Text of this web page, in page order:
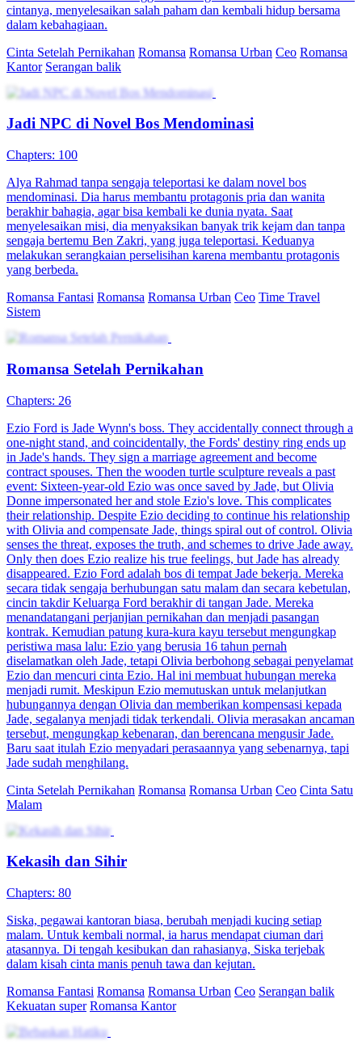
cintanya, menyelesaikan salah paham dan kembali hidup bersama
dalam kebahagiaan.
Cinta Setelah Pernikahan Romansa Romansa Urban Ceo Romansa
Kantor Serangan balik
Jadi NPC di Novel Bos Mendominasi
Chapters: 100
Alya Rahmad tanpa sengaja teleportasi ke dalam novel bos
mendominasi. Dia harus membantu protagonis pria dan wanita
berakhir bahagia, agar bisa kembali ke dunia nyata. Saat
menyelesaikan misi, dia menyaksikan banyak trik kejam dan tanpa
sengaja bertemu Ben Zakri, yang juga teleportasi. Keduanya
melakukan serangkaian perselisihan karena membantu protagonis
yang berbeda.
Romansa Fantasi Romansa Romansa Urban Ceo Time Travel
Sistem
Romansa Setelah Pernikahan
Chapters: 26
Ezio Ford is Jade Wynn's boss. They accidentally connect through a
one-night stand, and coincidentally, the Fords' destiny ring ends up
in Jade's hands. They sign a marriage agreement and become
contract spouses. Then the wooden turtle sculpture reveals a past
event: Sixteen-year-old Ezio was once saved by Jade, but Olivia
Donne impersonated her and stole Ezio's love. This complicates
their relationship. Despite Ezio deciding to continue his relationship
with Olivia and compensate Jade, things spiral out of control. Olivia
senses the threat, exposes the truth, and schemes to drive Jade away.
Only then does Ezio realize his true feelings, but Jade has already
disappeared. Ezio Ford adalah bos di tempat Jade bekerja. Mereka
secara tidak sengaja berhubungan satu malam dan secara kebetulan,
cincin takdir Keluarga Ford berakhir di tangan Jade. Mereka
menandatangani perjanjian pernikahan dan menjadi pasangan
kontrak. Kemudian patung kura-kura kayu tersebut mengungkap
peristiwa masa lalu: Ezio yang berusia 16 tahun pernah
diselamatkan oleh Jade, tetapi Olivia berbohong sebagai penyelamat
Ezio dan mencuri cinta Ezio. Hal ini membuat hubungan mereka
menjadi rumit. Meskipun Ezio memutuskan untuk melanjutkan
hubungannya dengan Olivia dan memberikan kompensasi kepada
Jade, segalanya menjadi tidak terkendali. Olivia merasakan ancaman
tersebut, mengungkap kebenaran, dan berencana mengusir Jade.
Baru saat itulah Ezio menyadari perasaannya yang sebenarnya, tapi
Jade sudah menghilang.
Cinta Setelah Pernikahan Romansa Romansa Urban Ceo Cinta Satu
Malam
Kekasih dan Sihir
Chapters: 80
Siska, pegawai kantoran biasa, berubah menjadi kucing setiap
malam. Untuk kembali normal, ia harus mendapat ciuman dari
atasannya. Di tengah kesibukan dan rahasianya, Siska terjebak
dalam kisah cinta manis penuh tawa dan kejutan.
Romansa Fantasi Romansa Romansa Urban Ceo Serangan balik
Kekuatan super Romansa Kantor